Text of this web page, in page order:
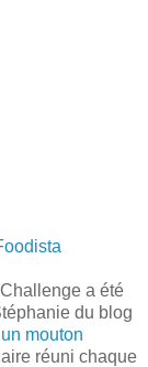
a été
du blog
mouton
réuni chaque